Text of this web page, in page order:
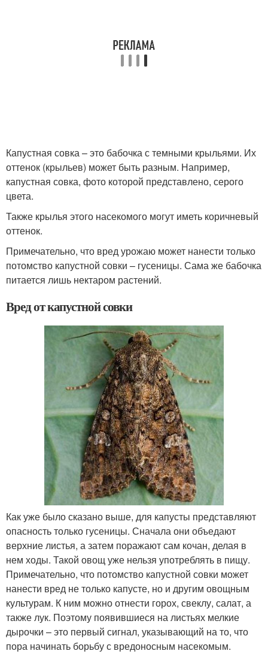
Капустная совка – это бабочка с темными крыльями. Их
оттенок (крыльев) может быть разным. Например,
капустная совка, фото которой представлено, серого
цвета.
Также крылья этого насекомого могут иметь коричневый
оттенок.
Примечательно, что вред урожаю может нанести только
потомство капустной совки – гусеницы. Сама же бабочка
питается лишь нектаром растений.
Вред от капустной совки
Как уже было сказано выше, для капусты представляют
опасность только гусеницы. Сначала они объедают
верхние листья, а затем поражают сам кочан, делая в
нем ходы. Такой овощ уже нельзя употреблять в пищу.
Примечательно, что потомство капустной совки может
нанести вред не только капусте, но и другим овощным
культурам. К ним можно отнести горох, свеклу, салат, а
также лук. Поэтому появившиеся на листьях мелкие
дырочки – это первый сигнал, указывающий на то, что
пора начинать борьбу с вредоносным насекомым.